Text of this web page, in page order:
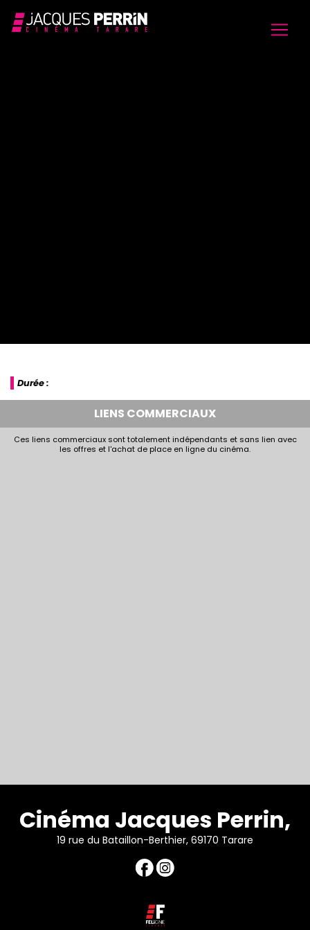
Durée :
LIENS COMMERCIAUX
Ces liens commerciaux sont totalement indépendants et sans lien avec
les offres et l'achat de place en ligne du cinéma.
Cinéma Jacques Perrin,
19 rue du Bataillon-Berthier, 69170 Tarare